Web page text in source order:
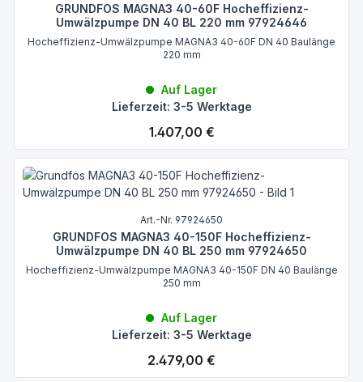
GRUNDFOS MAGNA3 40-60F Hocheffizienz-
Umwälzpumpe DN 40 BL 220 mm 97924646
Hocheffizienz-Umwälzpumpe MAGNA3 40-60F DN 40 Baulänge
220 mm
Auf Lager
Lieferzeit: 3-5 Werktage
Regulärer Preis:
1.407,00 €
Art.-Nr. 97924650
GRUNDFOS MAGNA3 40-150F Hocheffizienz-
Umwälzpumpe DN 40 BL 250 mm 97924650
Hocheffizienz-Umwälzpumpe MAGNA3 40-150F DN 40 Baulänge
250 mm
Auf Lager
Lieferzeit: 3-5 Werktage
Regulärer Preis:
2.479,00 €